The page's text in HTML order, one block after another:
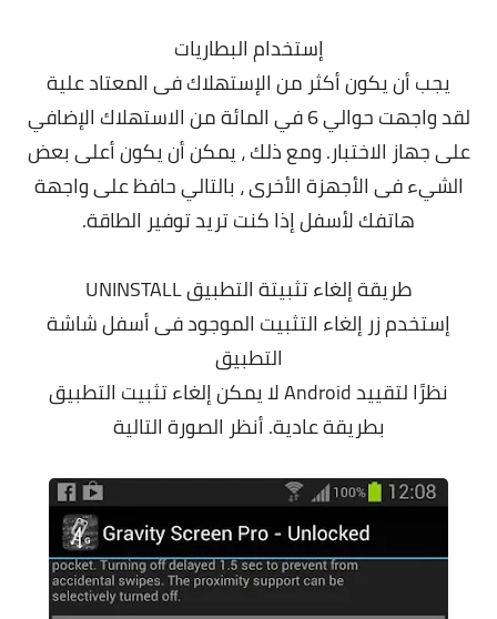
إستخدام البطاريات
يجب أن يكون أكثر من الإستهلاك فى المعتاد علية
لقد واجهت حوالي 6 في المائة من الاستهلاك الإضافي
على جهاز الاختبار. ومع ذلك ، يمكن أن يكون أعلى بعض
الشيء فى الأجهزة الأخرى ، بالتالي حافظ على واجهة
هاتفك لأسفل إذا كنت تريد توفير الطاقة.
طريقة إلغاء تثبيتة التطبيق UNINSTALL
إستخدم زر إلغاء التثبيت الموجود فى أسفل شاشة
التطبيق
نظرًا لتقييد Android لا يمكن إلغاء تثبيت التطبيق
بطريقة عادية. أنظر الصورة التالية